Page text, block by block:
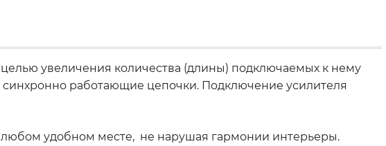
целью увеличения количества (длины) подключаемых к нему
синхронно работающие цепочки. Подключение усилителя
удобном месте, не нарушая гармонии интерьеры.